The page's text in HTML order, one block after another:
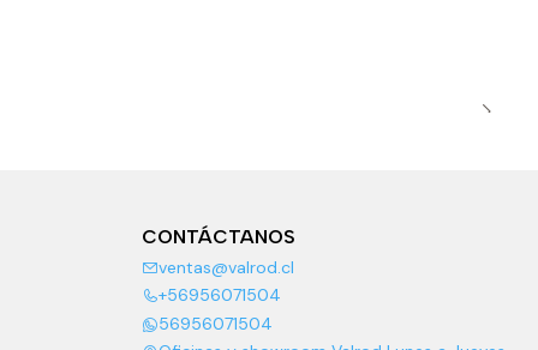
CONTÁCTANOS
ventas@valrod.cl
+56956071504
56956071504